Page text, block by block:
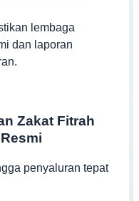
lembaga
dan laporan
Zakat Fitrah
penyaluran tepat